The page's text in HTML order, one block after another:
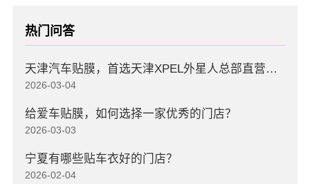
热门问答
天津汽车贴膜，首选天津XPEL外星人总部直营店，高口碑店
2026-03-04
给爱车贴膜，如何选择一家优秀的门店？
2026-03-03
宁夏有哪些贴车衣好的门店？
2026-02-04